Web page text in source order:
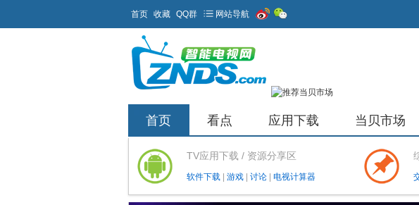
首页 收藏 QQ群 网站导航
首页 看点 应用下载 当贝市场
TV应用下载 / 资源分享区
软件下载 游戏 讨论 电视计算器